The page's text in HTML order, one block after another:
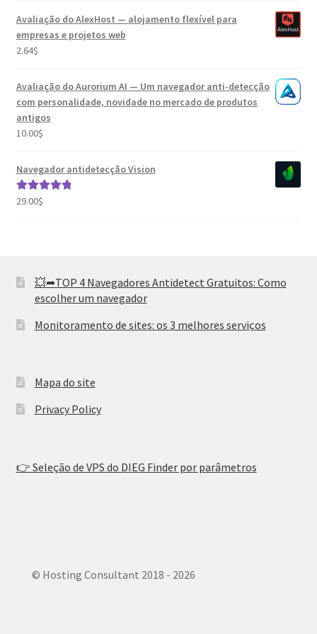
Avaliação do AlexHost — alojamento flexível para
empresas e projetos web
2.64$
Avaliação do Aurorium AI — Um navegador anti-detecção
com personalidade, novidade no mercado de produtos
antigos
10.00$
Navegador antidetecção Vision
Avaliação
29.00$
💥➦TOP 4 Navegadores Antidetect Gratuitos: Como
escolher um navegador
Monitoramento de sites: os 3 melhores serviços
Mapa do site
Privacy Policy
👉 Seleção de VPS do DIEG Finder por parâmetros
© Hosting Consultant 2018 - 2026